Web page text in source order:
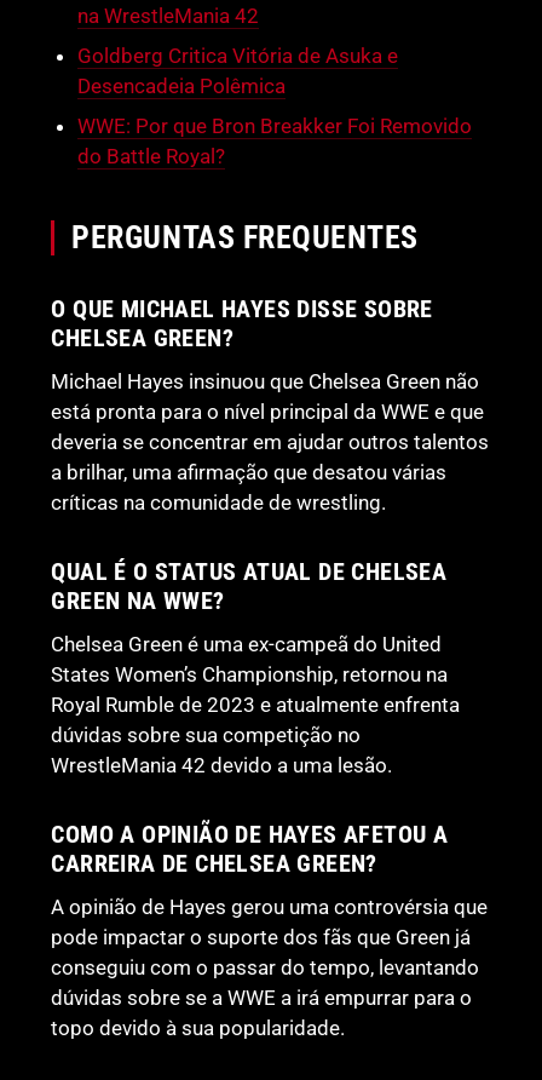
na WrestleMania 42
Goldberg Critica Vitória de Asuka e
Desencadeia Polêmica
WWE: Por que Bron Breakker Foi Removido
do Battle Royal?
PERGUNTAS FREQUENTES
O QUE MICHAEL HAYES DISSE SOBRE
CHELSEA GREEN?
Michael Hayes insinuou que Chelsea Green não
está pronta para o nível principal da WWE e que
deveria se concentrar em ajudar outros talentos
a brilhar, uma afirmação que desatou várias
críticas na comunidade de wrestling.
QUAL É O STATUS ATUAL DE CHELSEA
GREEN NA WWE?
Chelsea Green é uma ex-campeã do United
States Women’s Championship, retornou na
Royal Rumble de 2023 e atualmente enfrenta
dúvidas sobre sua competição no
WrestleMania 42 devido a uma lesão.
COMO A OPINIÃO DE HAYES AFETOU A
CARREIRA DE CHELSEA GREEN?
A opinião de Hayes gerou uma controvérsia que
pode impactar o suporte dos fãs que Green já
conseguiu com o passar do tempo, levantando
dúvidas sobre se a WWE a irá empurrar para o
topo devido à sua popularidade.